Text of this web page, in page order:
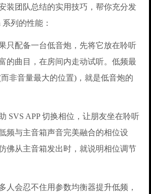
装团队总结的实用技巧，帮你充分发
系列的性能：
只配备一台低音炮，先将它放在聆听
的曲目，在房间内走动试听。低频最
非音量最大的位置)，就是低音炮的
SVS APP 切换相位，让朋友坐在聆听
频与主音箱声音完美融合的相位设
佛从主音箱发出时，就说明相位调节
人会忍不住用参数均衡器提升低频，